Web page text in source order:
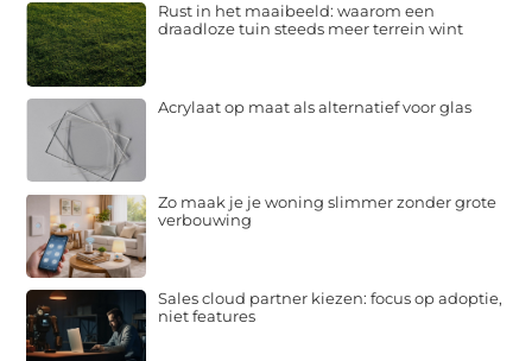
Rust in het maaibeeld: waarom een
draadloze tuin steeds meer terrein wint
Acrylaat op maat als alternatief voor glas
Zo maak je je woning slimmer zonder grote
verbouwing
Sales cloud partner kiezen: focus op adoptie,
niet features